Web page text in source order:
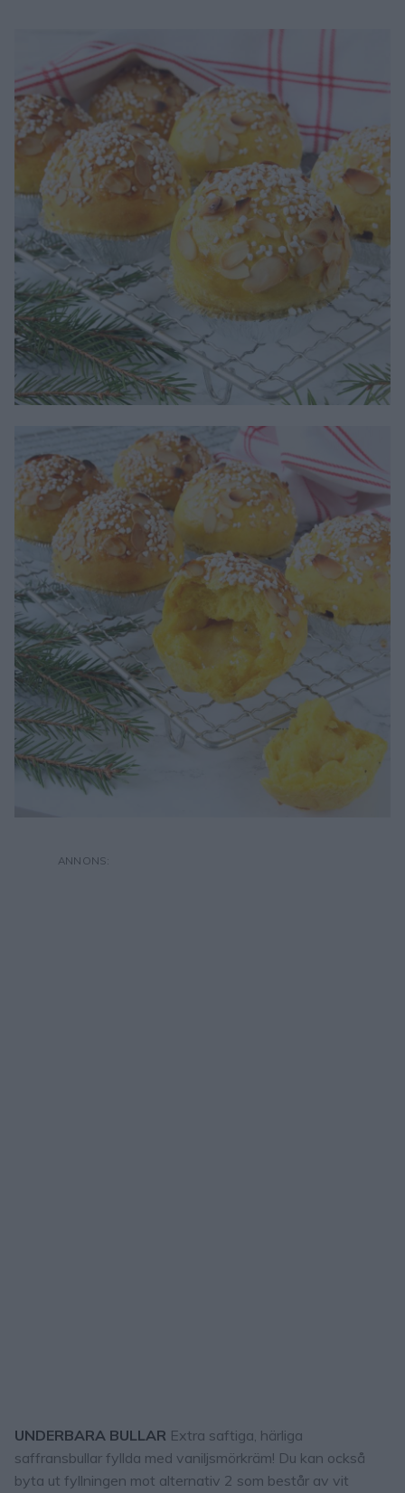
UNDERBARA BULLAR Extra saftiga, härliga
saffransbullar fyllda med vaniljsmörkräm! Du kan också
byta ut fyllningen mot alternativ 2 som består av vit